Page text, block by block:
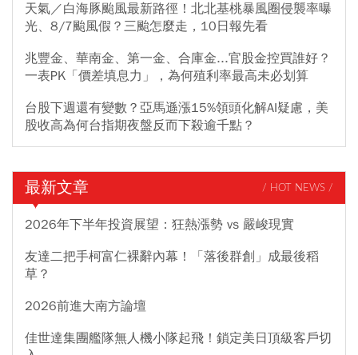
天氣／白海豚颱風最新路徑！北北基桃暴風圈侵襲率曝
光、8/7颱風假？三颱怎麼走，10日報先看
兆豐金、華南金、第一金、合庫金...官股金控買誰好？
一表PK「價差填息力」，為何殖利率最高未必划算
台股下週還有變數？亞馬遜漲15%領頭化解AI疑慮，美
股收高為何台指期夜盤反而下殺逾千點？
最新文章 / HOT NEWS /
2026年下半年投資展望：狂熱漲勢 vs 嚴峻現實
友達二把手柯富仁裸辭內幕！「落後群創」成最後稻
草？
2026前進大南方論壇
佳世達集團艦隊無人機小隊起飛！鎖定美日頂級客戶切